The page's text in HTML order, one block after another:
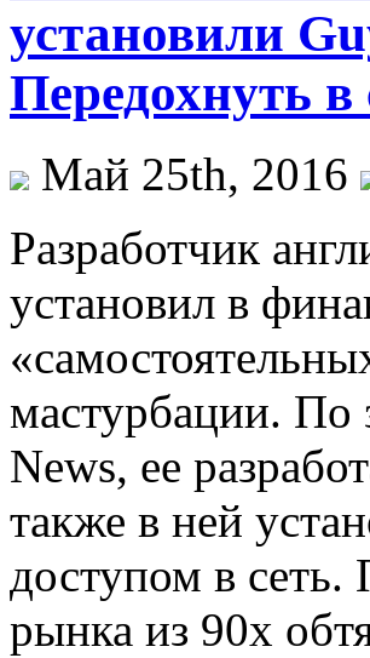
установили
Передохнуть в
Май 25th, 2016
Разработчик
установил в
мастурбации. По
News, ее
также в ней
доступом в сеть.
рынка из 90х